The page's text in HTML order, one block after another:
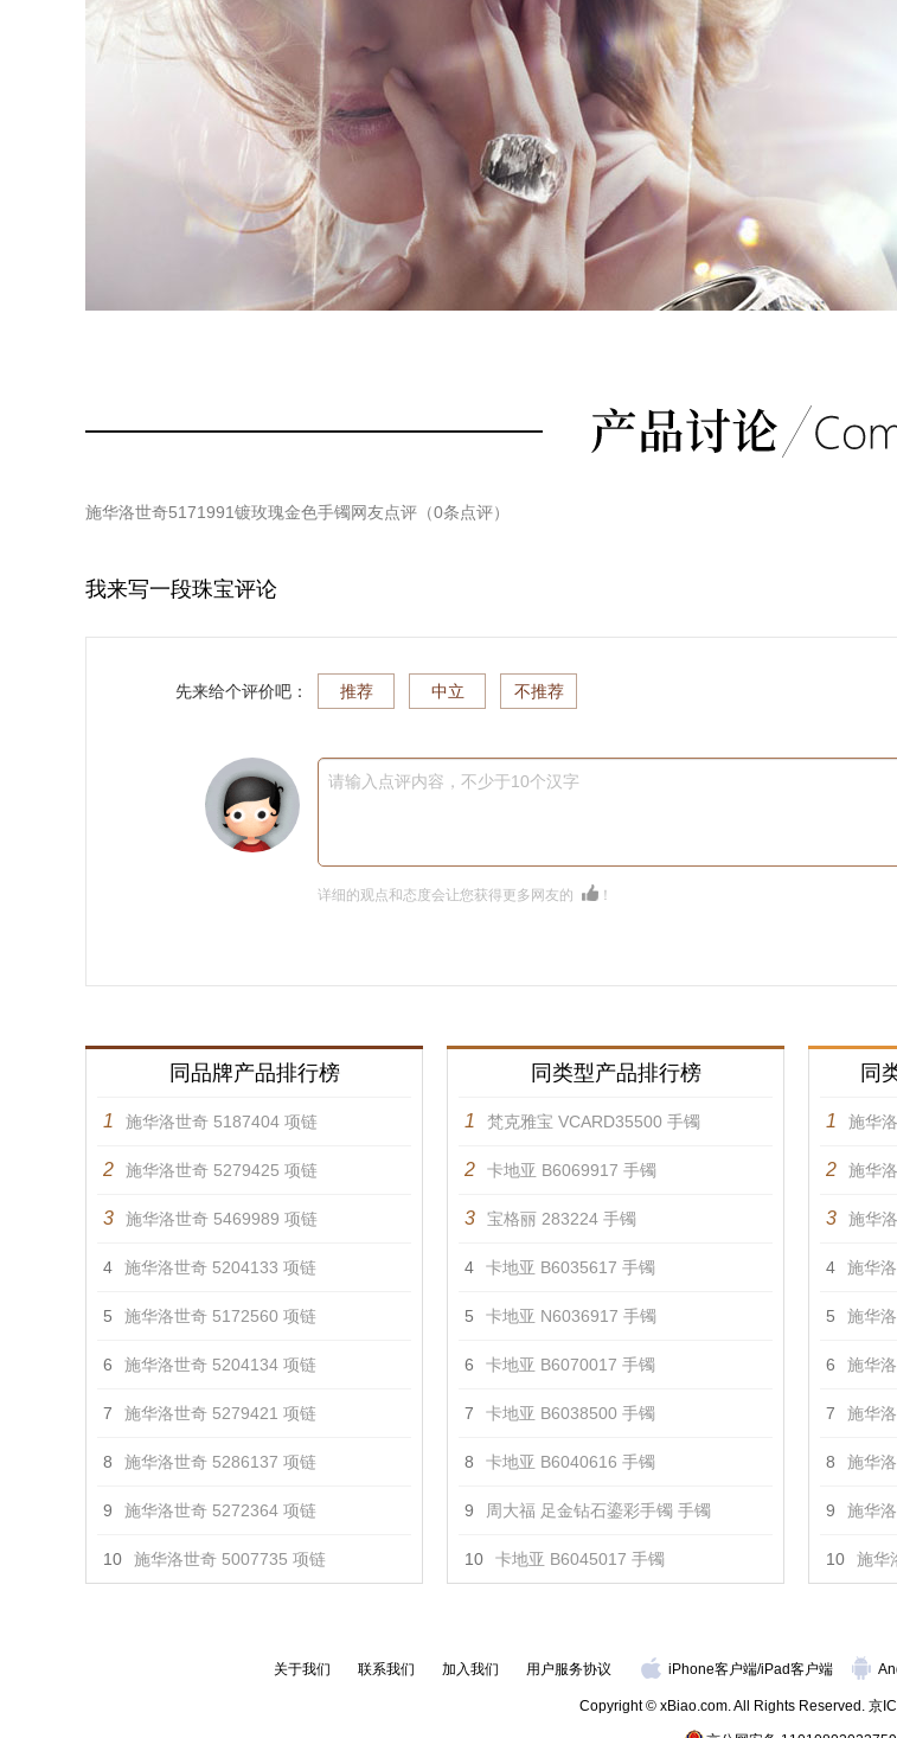
施华洛世奇5171991镀玫瑰金色手镯网友点评（0条点评）
我来写一段珠宝评论
先来给个评价吧： 推荐 中立 不推荐
请输入点评内容，不少于10个汉字
详细的观点和态度会让您获得更多网友的 ！
同品牌产品排行榜
1 施华洛世奇 5187404 项链
2 施华洛世奇 5279425 项链
3 施华洛世奇 5469989 项链
4 施华洛世奇 5204133 项链
5 施华洛世奇 5172560 项链
6 施华洛世奇 5204134 项链
7 施华洛世奇 5279421 项链
8 施华洛世奇 5286137 项链
9 施华洛世奇 5272364 项链
10 施华洛世奇 5007735 项链
同类型产品排行榜
1 梵克雅宝 VCARD35500 手镯
2 卡地亚 B6069917 手镯
3 宝格丽 283224 手镯
4 卡地亚 B6035617 手镯
5 卡地亚 N6036917 手镯
6 卡地亚 B6070017 手镯
7 卡地亚 B6038500 手镯
8 卡地亚 B6040616 手镯
9 周大福 足金钻石鎏彩手镯 手镯
10 卡地亚 B6045017 手镯
同
1 施华
2 施华
3 施华
4 施华
5 施华
6 施华
7 施华
8 施华
9 施华洛世
10 施华洛世
关于我们 联系我们 加入我们 用户服务协议 iPhone客户端/iPad客户端
Copyright © xBiao.com. All Rights Reserved. 京